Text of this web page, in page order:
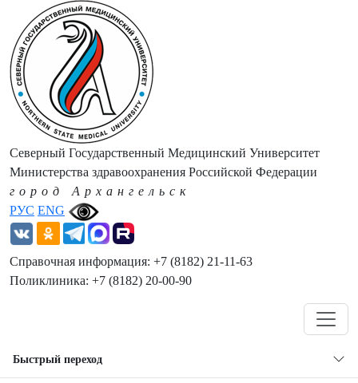
РУС ENG
Северный Государственный Медицинский Университет
Министерства здравоохранения Российской Федерации
город Архангельск
Справочная информация: +7 (8182) 21-11-63
Поликлиника: +7 (8182) 20-00-90
Быстрый переход